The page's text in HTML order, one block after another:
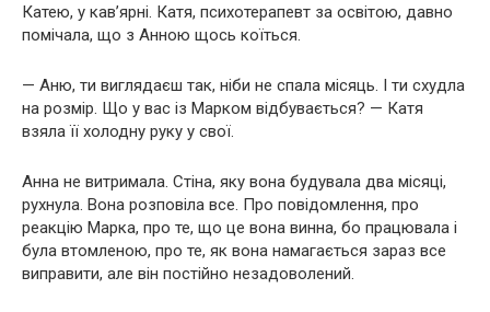
Катею, у кав’ярні. Катя, психотерапевт за освітою, давно
помічала, що з Анною щось коїться.
— Аню, ти виглядаєш так, ніби не спала місяць. І ти схудла
на розмір. Що у вас із Марком відбувається? — Катя
взяла її холодну руку у свої.
Анна не витримала. Стіна, яку вона будувала два місяці,
рухнула. Вона розповіла все. Про повідомлення, про
реакцію Марка, про те, що це вона винна, бо працювала і
була втомленою, про те, як вона намагається зараз все
виправити, але він постійно незадоволений.